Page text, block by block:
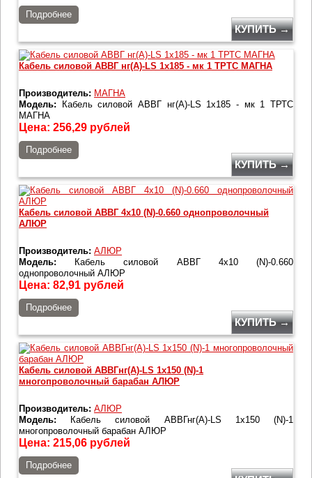
Подробнее
КУПИТЬ →
Кабель силовой АВВГ нг(А)-LS 1х185 - мк 1 ТРТС МАГНА
Производитель: МАГНА
Модель: Кабель силовой АВВГ нг(А)-LS 1х185 - мк 1 ТРТС
МАГНА
Цена: 256,29 рублей
Подробнее
КУПИТЬ →
Кабель силовой АВВГ 4х10 (N)-0.660 однопроволочный
АЛЮР
Производитель: АЛЮР
Модель: Кабель силовой АВВГ 4х10 (N)-0.660
однопроволочный АЛЮР
Цена: 82,91 рублей
Подробнее
КУПИТЬ →
Кабель силовой АВВГнг(А)-LS 1х150 (N)-1
многопроволочный барабан АЛЮР
Производитель: АЛЮР
Модель: Кабель силовой АВВГнг(А)-LS 1х150 (N)-1
многопроволочный барабан АЛЮР
Цена: 215,06 рублей
Подробнее